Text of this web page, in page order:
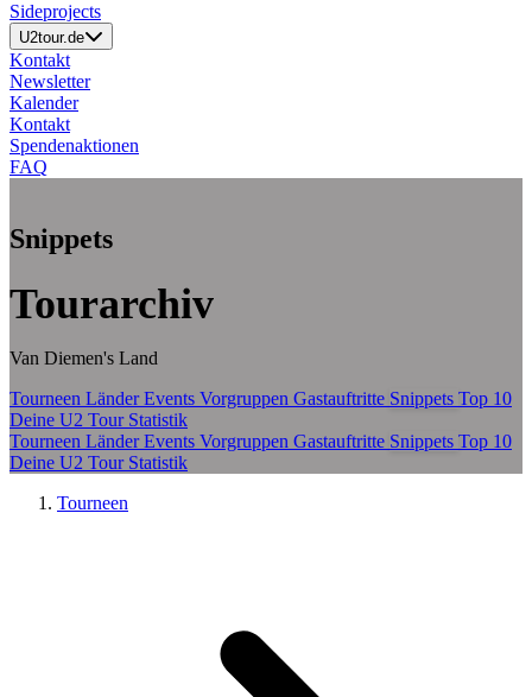
Sideprojects
U2tour.de
Kontakt
Newsletter
Kalender
Kontakt
Spendenaktionen
FAQ
Snippets
Tourarchiv
Van Diemen's Land
Tourneen LänderEvents Vorgruppen Gastauftritte Snippets Top 10
Deine U2 Tour Statistik
Tourneen LänderEvents Vorgruppen Gastauftritte Snippets Top 10
Deine U2 Tour Statistik
Tourneen